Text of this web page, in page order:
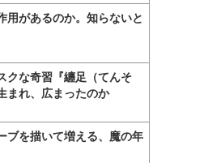
用があるのか。知らないと
クな奇習『纏足（てんそ
まれ、広まったのか
ブを描いて増える、魔の年